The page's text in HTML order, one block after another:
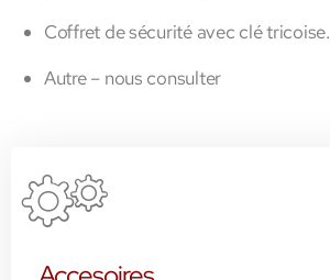
Coffret de sécurité avec clé tricoise.
Autre – nous consulter